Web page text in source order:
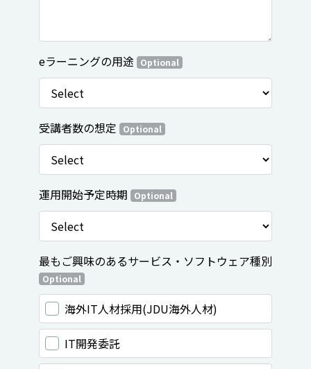
eラーニングの用途 Optional
受講者数の想定 Optional
運用開始予定時期 Optional
最もご興味のあるサービス・ソフトウェア種別
Optional
海外IT人材採用(JDU海外人材)
IT開発委託